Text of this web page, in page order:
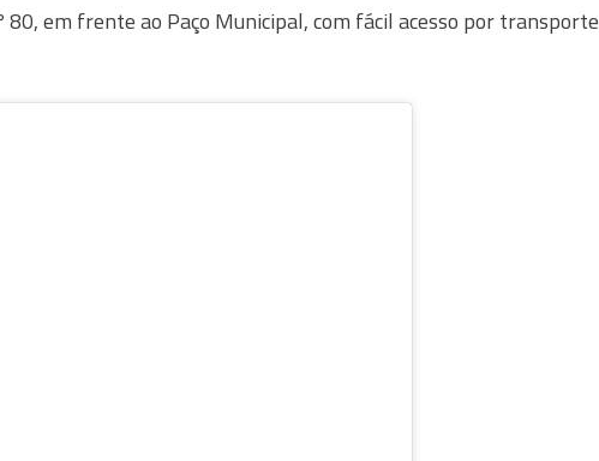
80, em frente ao Paço Municipal, com fácil acesso por transporte